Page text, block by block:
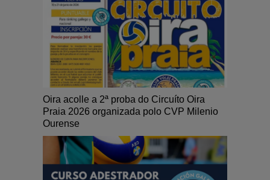
Oira acolle a 2ª proba do Circuíto Oira
Praia 2026 organizada polo CVP Milenio
Ourense